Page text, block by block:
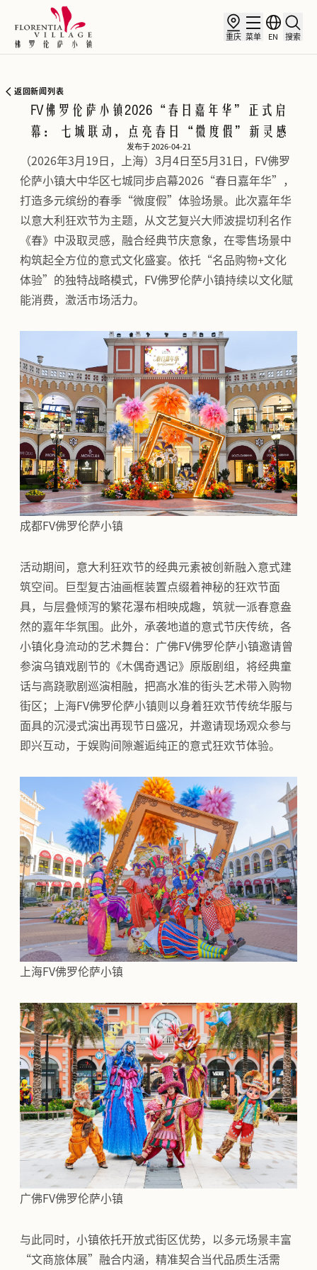
重庆 菜单 EN 搜索
返回新闻列表
FV佛罗伦萨小镇2026“春日嘉年华”正式启
幕： 七城联动，点亮春日“微度假”新灵感
发布于 2026-04-21
（2026年3月19日，上海）3月4日至5月31日，FV佛罗
伦萨小镇大中华区七城同步启幕2026“春日嘉年华”，
打造多元缤纷的春季“微度假”体验场景。此次嘉年华
以意大利狂欢节为主题，从文艺复兴大师波提切利名作
《春》中汲取灵感，融合经典节庆意象，在零售场景中
构筑起全方位的意式文化盛宴。依托“名品购物+文化
体验”的独特战略模式，FV佛罗伦萨小镇持续以文化赋
能消费，激活市场活力。
成都FV佛罗伦萨小镇
活动期间，意大利狂欢节的经典元素被创新融入意式建
筑空间。巨型复古油画框装置点缀着神秘的狂欢节面
具，与层叠倾泻的繁花瀑布相映成趣，筑就一派春意盎
然的嘉年华氛围。此外，承袭地道的意式节庆传统，各
小镇化身流动的艺术舞台：广佛FV佛罗伦萨小镇邀请曾
参演乌镇戏剧节的《木偶奇遇记》原版剧组，将经典童
话与高跷歌剧巡演相融，把高水准的街头艺术带入购物
街区；上海FV佛罗伦萨小镇则以身着狂欢节传统华服与
面具的沉浸式演出再现节日盛况，并邀请现场观众参与
即兴互动，于娱购间隙邂逅纯正的意式狂欢节体验。
上海FV佛罗伦萨小镇
广佛FV佛罗伦萨小镇
与此同时，小镇依托开放式街区优势，以多元场景丰富
“文商旅体展”融合内涵，精准契合当代品质生活需